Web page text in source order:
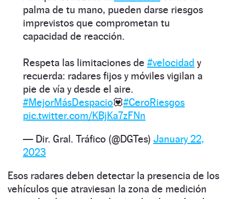
palma de tu mano, pueden darse riesgos
imprevistos que comprometan tu
capacidad de reacción.
Respeta las limitaciones de #velocidad y
recuerda: radares fijos y móviles vigilan a
pie de vía y desde el aire.
#MejorMásDespacio💟#CeroRiesgos
pic.twitter.com/KBjKa7zFNn
— Dir. Gral. Tráfico (@DGTes) January 22,
2023
Esos radares deben detectar la presencia de los
vehículos que atraviesan la zona de medición